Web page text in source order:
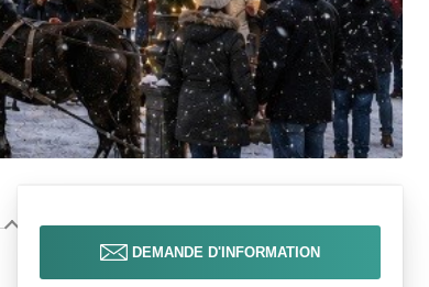
DEMANDE D'INFORMATION